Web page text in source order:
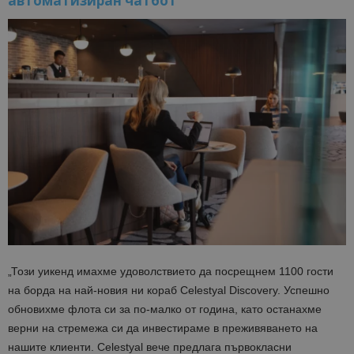
„Този уикенд имахме удоволствието да посрещнем 1100 гости
на борда на най-новия ни кораб Celestyal Discovery. Успешно
обновихме флота си за по-малко от година, като останахме
верни на стремежа си да инвестираме в преживяването на
нашите клиенти. Celestyal вече предлага първокласни